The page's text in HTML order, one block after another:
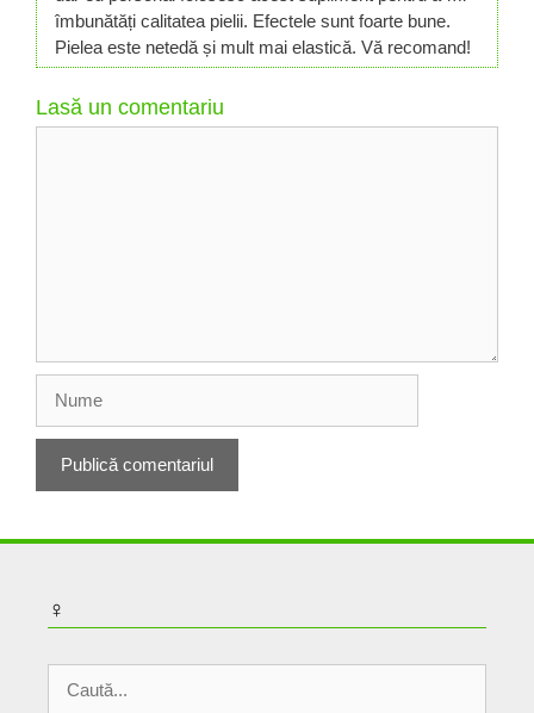
îmbunătăți calitatea pielii. Efectele sunt foarte bune.
Pielea este netedă și mult mai elastică. Vă recomand!
Lasă un comentariu
♀